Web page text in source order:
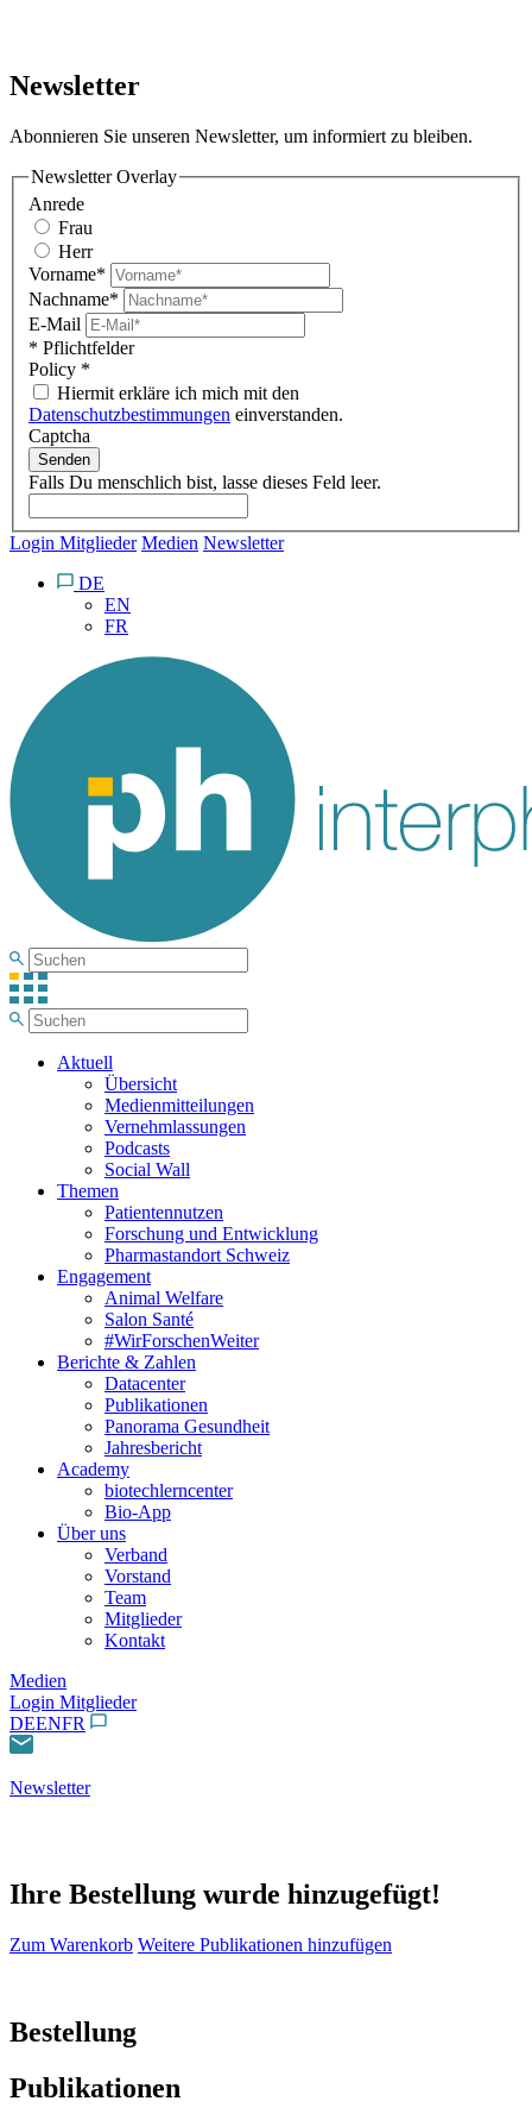
Newsletter
Abonnieren Sie unseren Newsletter, um informiert zu bleiben.
Newsletter Overlay
Anrede
Frau
Herr
Vorname*
Nachname*
E-Mail
* Pflichtfelder
Policy *
Hiermit erkläre ich mich mit den
Datenschutzbestimmungen einverstanden.
Captcha
Senden
Falls Du menschlich bist, lasse dieses Feld leer.
Login Mitglieder Medien Newsletter
DE
EN
FR
Aktuell
Übersicht
Medienmitteilungen
Vernehmlassungen
Podcasts
Social Wall
Themen
Patientennutzen
Forschung und Entwicklung
Pharmastandort Schweiz
Engagement
Animal Welfare
Salon Santé
#WirForschenWeiter
Berichte & Zahlen
Datacenter
Publikationen
Panorama Gesundheit
Jahresbericht
Academy
biotechlerncenter
Bio-App
Über uns
Verband
Vorstand
Team
Mitglieder
Kontakt
Medien
Login Mitglieder
DEENFR
Newsletter
Ihre Bestellung wurde hinzugefügt!
Zum Warenkorb Weitere Publikationen hinzufügen
Bestellung
Publikationen